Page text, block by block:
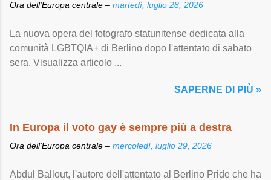
Ora dell'Europa centrale – martedì, luglio 28, 2026
La nuova opera del fotografo statunitense dedicata alla
comunità LGBTQIA+ di Berlino dopo l'attentato di sabato
sera. Visualizza articolo ...
SAPERNE DI PIÙ »
In Europa il voto gay è sempre più a destra
Ora dell'Europa centrale – mercoledì, luglio 29, 2026
Abdul Ballout, l'autore dell'attentato al Berlino Pride che ha